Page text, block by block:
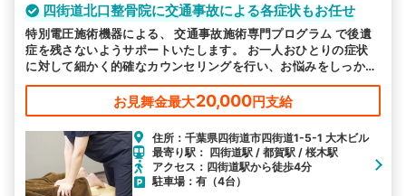
四街道北口整骨院に交通事故による各症状もお任せ
特別電圧施術機器による、 交通事故施術専門プログラム で後遺
症を残さないようサポートいたします。 お一人おひとりの症状
に対して細かく的確なカウンセリングを行い、お悩みをしっかり
とヒアリングすることで、最適な施術を選択し提供します。ご相
お見舞金最大20,000円支給
住所：千葉県四街道市四街道1-5-1 大木ビル
最寄り駅： 四街道駅 / 都賀駅 / 桜木駅
アクセス：四街道駅から徒歩4分
駐車場：有（4台）